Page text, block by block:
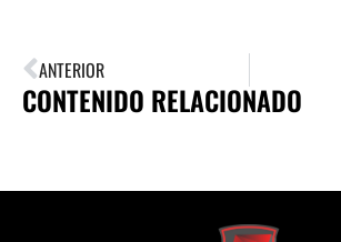
ANTERIOR
CONTENIDO RELACIONADO